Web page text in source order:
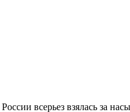
всерьез взялась за